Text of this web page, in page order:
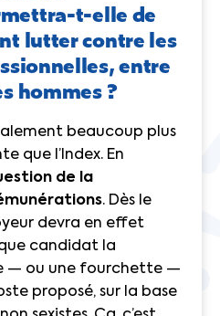
t-elle de
lutter contre les
entre
hommes ?
beaucoup plus
que l’Index. En
de la
. Dès le
devra en effet
candidat la
— ou une fourchette —
proposé, sur la base